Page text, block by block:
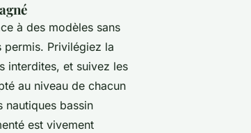
à des modèles sans
Privilégiez la
interdites, et suivez les
au niveau de chacun
nautiques bassin
est vivement